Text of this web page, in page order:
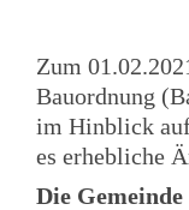
Zum
Bauordnung
im Hinblick
es erhebliche
Die